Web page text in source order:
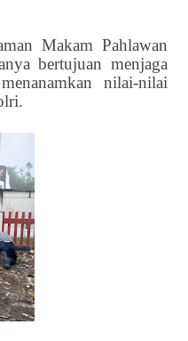
Makam Pahlawan
bertujuan menjaga
nilai-nilai